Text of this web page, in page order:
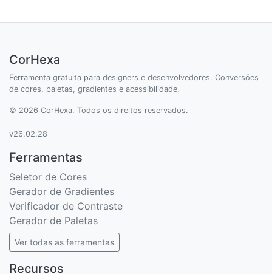
CorHexa
Ferramenta gratuita para designers e desenvolvedores. Conversões
de cores, paletas, gradientes e acessibilidade.
© 2026 CorHexa. Todos os direitos reservados.
v26.02.28
Ferramentas
Seletor de Cores
Gerador de Gradientes
Verificador de Contraste
Gerador de Paletas
Ver todas as ferramentas
Recursos